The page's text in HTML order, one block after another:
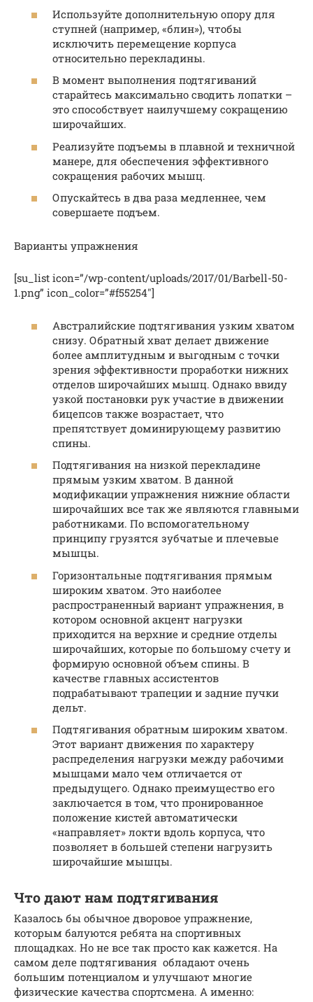
Используйте дополнительную опору для
ступней (например, «блин»), чтобы
исключить перемещение корпуса
относительно перекладины.
В момент выполнения подтягиваний
старайтесь максимально сводить лопатки –
это способствует наилучшему сокращению
широчайших.
Реализуйте подъемы в плавной и техничной
манере, для обеспечения эффективного
сокращения рабочих мышц.
Опускайтесь в два раза медленнее, чем
совершаете подъем.
Варианты упражнения
[su_list icon=”/wp-content/uploads/2017/01/Barbell-50-
1.png” icon_color=”#f55254″]
Австралийские подтягивания узким хватом
снизу. Обратный хват делает движение
более амплитудным и выгодным с точки
зрения эффективности проработки нижних
отделов широчайших мышц. Однако ввиду
узкой постановки рук участие в движении
бицепсов также возрастает, что
препятствует доминирующему развитию
спины.
Подтягивания на низкой перекладине
прямым узким хватом. В данной
модификации упражнения нижние области
широчайших все так же являются главными
работниками. По вспомогательному
принципу грузятся зубчатые и плечевые
мышцы.
Горизонтальные подтягивания прямым
широким хватом. Это наиболее
распространенный вариант упражнения, в
котором основной акцент нагрузки
приходится на верхние и средние отделы
широчайших, которые по большому счету и
формирую основной объем спины. В
качестве главных ассистентов
подрабатывают трапеции и задние пучки
дельт.
Подтягивания обратным широким хватом.
Этот вариант движения по характеру
распределения нагрузки между рабочими
мышцами мало чем отличается от
предыдущего. Однако преимущество его
заключается в том, что пронированное
положение кистей автоматически
«направляет» локти вдоль корпуса, что
позволяет в большей степени нагрузить
широчайшие мышцы.
Что дают нам подтягивания
Казалось бы обычное дворовое упражнение,
которым балуются ребята на спортивных
площадках. Но не все так просто как кажется. На
самом деле подтягивания обладают очень
большим потенциалом и улучшают многие
физические качества спортсмена. А именно: